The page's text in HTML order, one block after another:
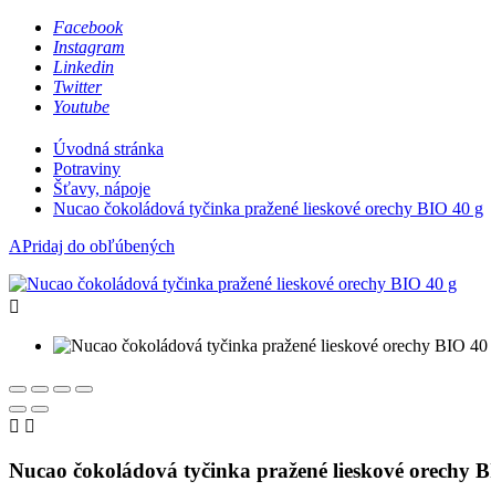
Facebook
Instagram
Linkedin
Twitter
Youtube
Úvodná stránka
Potraviny
Šťavy, nápoje
Nucao čokoládová tyčinka pražené lieskové orechy BIO 40 g
APridaj do obľúbených

 
Nucao čokoládová tyčinka pražené lieskové orechy